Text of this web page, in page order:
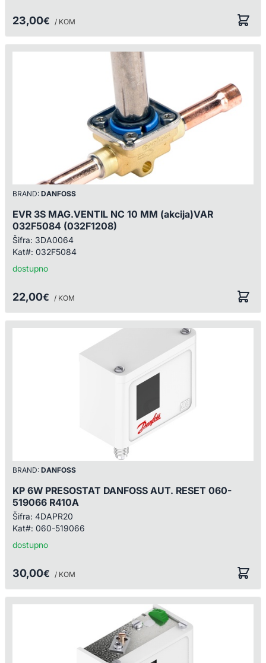
23,00€ / KOM
BRAND: DANFOSS
EVR 3S MAG.VENTIL NC 10 MM (akcija)VAR
032F5084 (032F1208)
Šifra: 3DA0064
Kat#: 032F5084
dostupno
22,00€ / KOM
BRAND: DANFOSS
KP 6W PRESOSTAT DANFOSS AUT. RESET 060-
519066 R410A
Šifra: 4DAPR20
Kat#: 060-519066
dostupno
30,00€ / KOM